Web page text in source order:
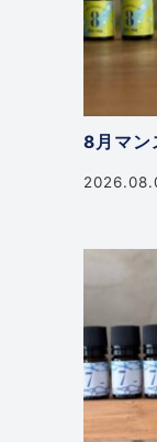
8月マン